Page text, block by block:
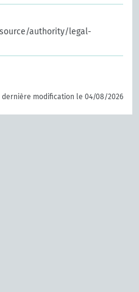
authority/legal-
dernière modification le 04/08/2026